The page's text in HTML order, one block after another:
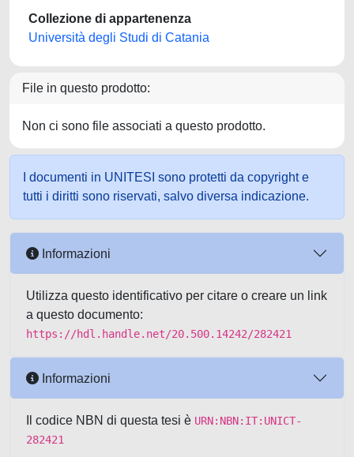
Collezione di appartenenza
Università degli Studi di Catania
File in questo prodotto:
Non ci sono file associati a questo prodotto.
I documenti in UNITESI sono protetti da copyright e
tutti i diritti sono riservati, salvo diversa indicazione.
Informazioni
Utilizza questo identificativo per citare o creare un link
a questo documento:
https://hdl.handle.net/20.500.14242/282421
Informazioni
Il codice NBN di questa tesi è URN:NBN:IT:UNICT-
282421